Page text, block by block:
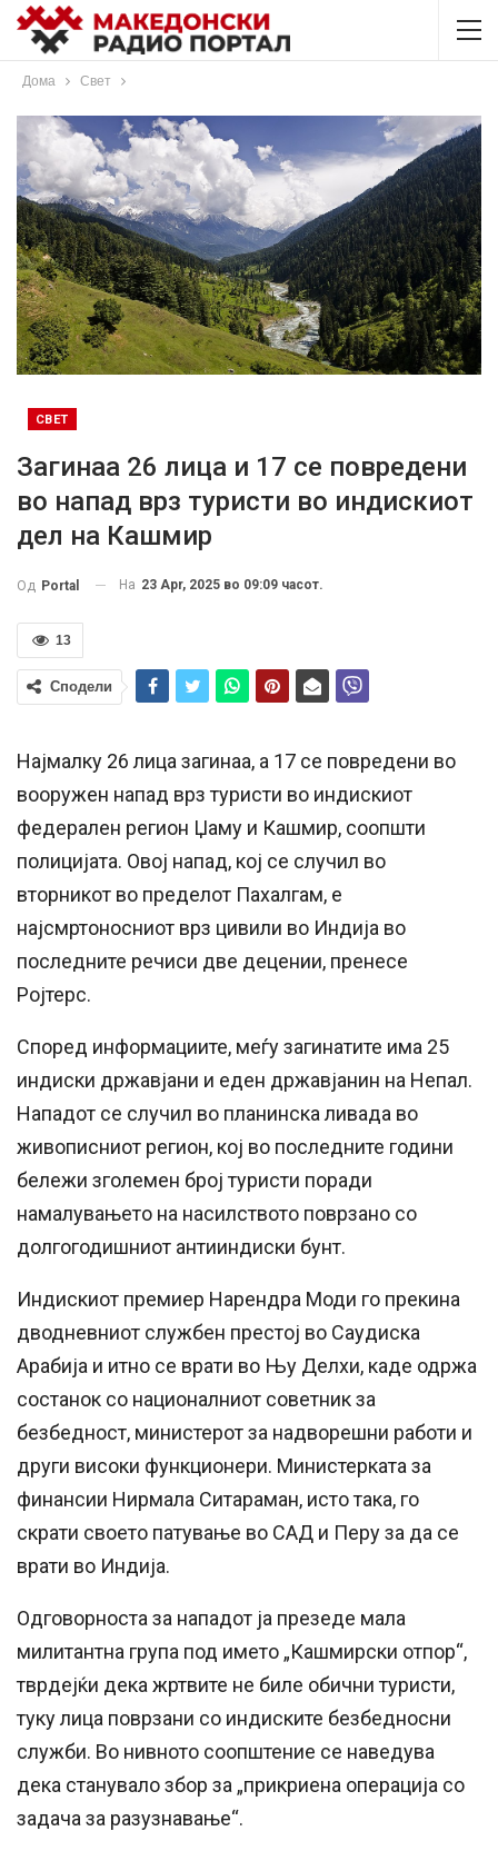
Дома Свет
СВЕТ
Загинаа 26 лица и 17 се повредени
во напад врз туристи во индискиот
дел на Кашмир
Од Portal На 23 Apr, 2025 во 09:09 часот.
13
Сподели
Најмалку 26 лица загинаа, а 17 се повредени во
вооружен напад врз туристи во индискиот
федерален регион Џаму и Кашмир, соопшти
полицијата. Овој напад, кој се случил во
вторникот во пределот Пахалгам, е
најсмртоносниот врз цивили во Индија во
последните речиси две децении, пренесе
Ројтерс.
Според информациите, меѓу загинатите има 25
индиски државјани и еден државјанин на Непал.
Нападот се случил во планинска ливада во
живописниот регион, кој во последните години
бележи зголемен број туристи поради
намалувањето на насилството поврзано со
долгогодишниот антииндиски бунт.
Индискиот премиер Нарендра Моди го прекина
дводневниот службен престој во Саудиска
Арабија и итно се врати во Њу Делхи, каде одржа
состанок со националниот советник за
безбедност, министерот за надворешни работи и
други високи функционери. Министерката за
финансии Нирмала Ситараман, исто така, го
скрати своето патување во САД и Перу за да се
врати во Индија.
Одговорноста за нападот ја презеде мала
милитантна група под името „Кашмирски отпор“,
тврдејќи дека жртвите не биле обични туристи,
туку лица поврзани со индиските безбедносни
служби. Во нивното соопштение се наведува
дека станувало збор за „прикриена операција со
задача за разузнавање“.